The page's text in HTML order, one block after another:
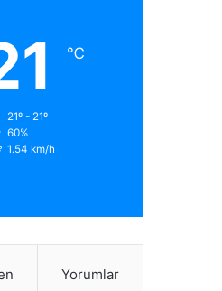
℃
21º - 21º
60%
1.54 km/h
Yorumlar